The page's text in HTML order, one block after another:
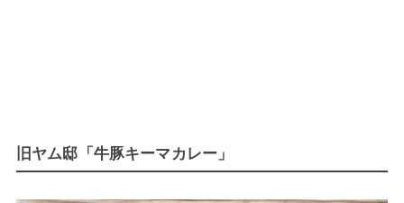
旧ヤム邸「牛豚キーマカレー」